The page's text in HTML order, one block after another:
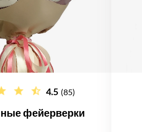
4.5 (85)
фейерверки